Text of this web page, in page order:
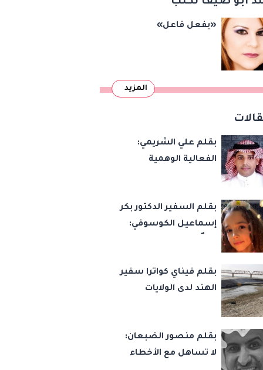
«بفعل فاعل»
المزيد
بقلم علي الشريمي:
الفعالية الوهمية
بقلم السفير الدكتور بكر
إسماعيل الكوسوفي:
بقلم فيناي كواترا سفير
الهند لدى الولايات
وقت طويل من تعليق
الهند العمل بها
بقلم منصور الضبعان:
لا تساهل مع الأخطاء